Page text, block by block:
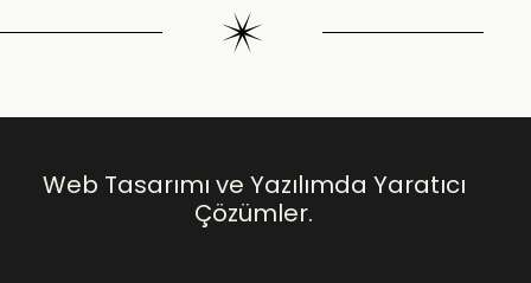
Web Tasarımı ve Yazılımda Yaratıcı
Çözümler.